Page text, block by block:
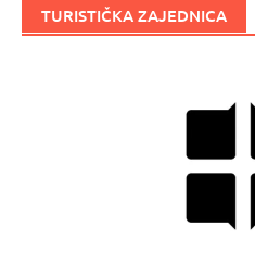
TURISTIČKA ZAJEDNICA